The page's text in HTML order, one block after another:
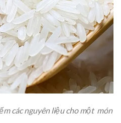
các nguyên liệu cho một món